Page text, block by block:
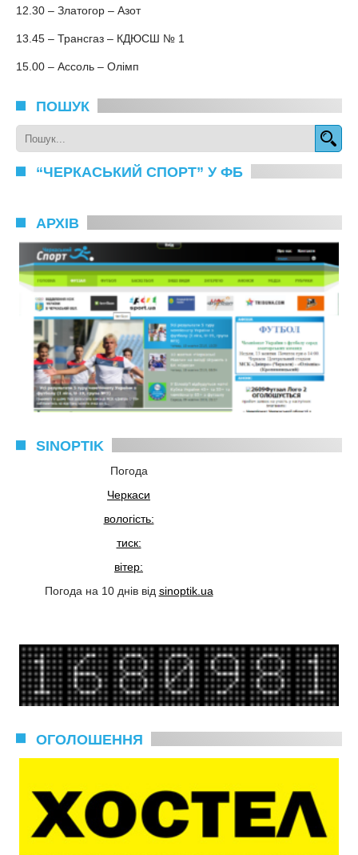
12.30 – Златогор – Азот
13.45 – Трансгаз – КДЮСШ № 1
15.00 – Ассоль – Олімп
ПОШУК
“ЧЕРКАСЬКИЙ СПОРТ” У ФБ
АРХІВ
SINOPTIK
Погода
Черкаси
вологість:
тиск:
вітер:
Погода на 10 днів від sinoptik.ua
ОГОЛОШЕННЯ